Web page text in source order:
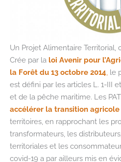
Un Projet Alimentaire Territorial,
Crée par la loi Avenir pour
la Forêt du 13 octobre 2014 le
est défini par les articles L. 1-III
et de la pêche maritime. Les
accélérer la transition
territoires, en rapprochant les
transformateurs, les
territoriales et les
covid-19 a par ailleurs mis en